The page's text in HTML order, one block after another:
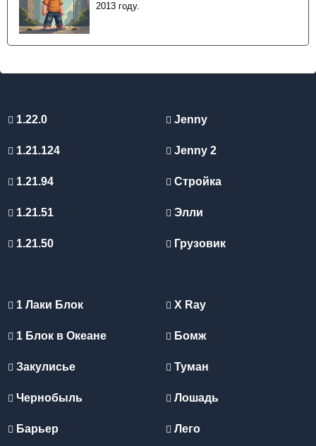
2013 году.
страшные модели и большое разнообразие врагов.
1.22.0
1.21.124
1.21.94
1.21.51
1.21.50
Jenny
Jenny 2
Стройка
Элли
Грузовик
1 Лаки Блок
1 Блок в Океане
Закулисье
Чернобыль
Барьер
X Ray
Бомж
Туман
Лошадь
Лего